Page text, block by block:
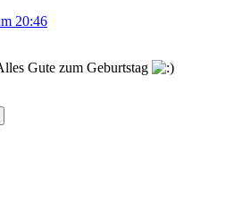
20:46
Gute zum Geburtstag